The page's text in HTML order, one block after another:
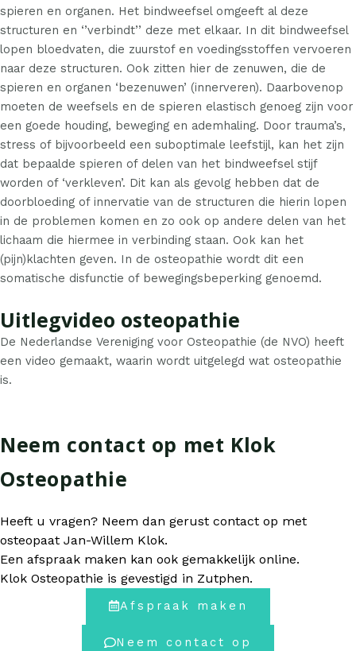
spieren en organen. Het bindweefsel omgeeft al deze
structuren en ‘’verbindt’’ deze met elkaar. In dit bindweefsel
lopen bloedvaten, die zuurstof en voedingsstoffen vervoeren
naar deze structuren. Ook zitten hier de zenuwen, die de
spieren en organen ‘bezenuwen’ (innerveren). Daarbovenop
moeten de weefsels en de spieren elastisch genoeg zijn voor
een goede houding, beweging en ademhaling. Door trauma’s,
stress of bijvoorbeeld een suboptimale leefstijl, kan het zijn
dat bepaalde spieren of delen van het bindweefsel stijf
worden of ‘verkleven’. Dit kan als gevolg hebben dat de
doorbloeding of innervatie van de structuren die hierin lopen
in de problemen komen en zo ook op andere delen van het
lichaam die hiermee in verbinding staan. Ook kan het
(pijn)klachten geven. In de osteopathie wordt dit een
somatische disfunctie of bewegingsbeperking genoemd.
Uitlegvideo osteopathie
De Nederlandse Vereniging voor Osteopathie (de NVO) heeft
een video gemaakt, waarin wordt uitgelegd wat osteopathie
is.
Neem contact op met Klok
Osteopathie
Heeft u vragen? Neem dan gerust contact op met
osteopaat Jan-Willem Klok.
Een afspraak maken kan ook gemakkelijk online.
Klok Osteopathie is gevestigd in Zutphen.
Afspraak maken
Neem contact op